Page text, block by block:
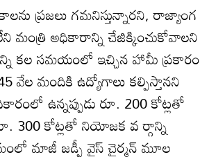
ప్రజలు గమనిస్తున్నారని, రాజ్యాంగ
మంత్రి అధికారాన్ని చేజిక్కించుకోవాలని
కల సమయంలో ఇచ్చిన హామీ ప్రకారం
వేల మందికి ఉద్యోగాలు కల్పిస్తానని
ఉన్నప్పుడు రూ. 200 కోట్లతో
300 కోట్లతో నియోజక వ ర్గాన్ని
మాజీ జడ్పీ వైస్‌ చైర్మన్‌ మూల